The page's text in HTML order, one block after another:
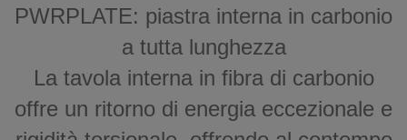
PWRPLATE: piastra interna in carbonio
a tutta lunghezza
La tavola interna in fibra di carbonio
offre un ritorno di energia eccezionale e